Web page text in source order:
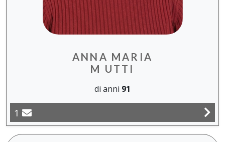
ANNA MARIA
M UTTI
di anni 91
1